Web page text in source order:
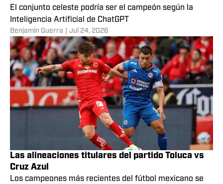
El conjunto celeste podría ser el campeón según la
Inteligencia Artificial de ChatGPT
Benjamín Guerra Jul 24, 2026
Las alineaciones titulares del partido Toluca vs
Cruz Azul
Los campeones más recientes del fútbol mexicano se